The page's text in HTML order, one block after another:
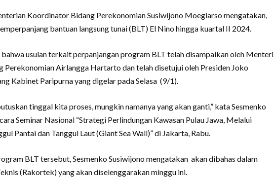
Koordinator Bidang Perekonomian Susiwijono Moegiarso mengatakan,
bantuan langsung tunai (BLT) El Nino hingga kuartal II 2024.
usulan terkait perpanjangan program BLT telah disampaikan oleh Menteri
Perekonomian Airlangga Hartarto dan telah disetujui oleh Presiden Joko
Kabinet Paripurna yang digelar pada Selasa (9/1).
tinggal kita proses, mungkin namanya yang akan ganti,” kata Sesmenko
Seminar Nasional “Strategi Perlindungan Kawasan Pulau Jawa, Melalui
Pantai dan Tanggul Laut (Giant Sea Wall)” di Jakarta, Rabu.
BLT tersebut, Sesmenko Susiwijono mengatakan akan dibahas dalam
(Rakortek) yang akan diselenggarakan minggu ini.